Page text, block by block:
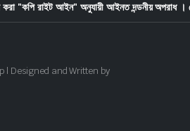
"কপি রাইট আইন" অনুযায়ী আইনত দন্ডনীয় অপরাধ ।
| Designed and Written by